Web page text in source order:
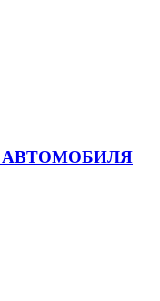
АВТОМОБИЛЯ